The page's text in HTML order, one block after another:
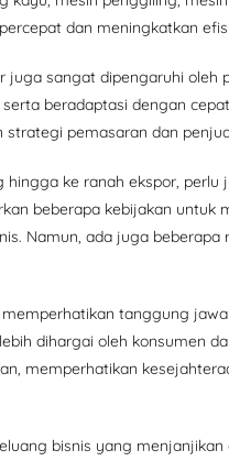
dan meningkatkan
sangat dipengaruhi oleh
beradaptasi dengan
pemasaran dan
ke ranah ekspor,
beberapa kebijakan untuk
Namun, ada juga
tanggung
dihargai oleh konsumen
memperhatikan
bisnis yang